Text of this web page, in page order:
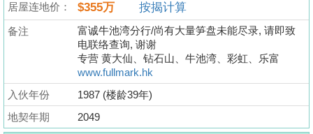
关
於
居屋连地价：
$355万 按揭计算
备注
富诚牛池湾分行/尚有大量笋盘未能尽录, 请即致
电联络查询, 谢谢
专营 黄大仙、钻石山、牛池湾、彩虹、乐富
www.fullmark.hk
入伙年份
1987 (楼龄39年)
地契年期
2049